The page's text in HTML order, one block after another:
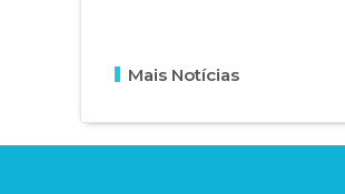
Mais Notícias